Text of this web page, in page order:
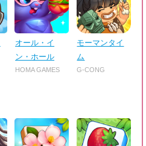
オール・イ
ン・ホール
HOMA GAMES
モーマンタイ
ム
G-CONG